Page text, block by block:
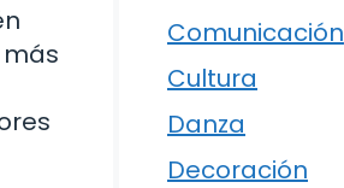
Comunicación
Cultura
Danza
Decoración